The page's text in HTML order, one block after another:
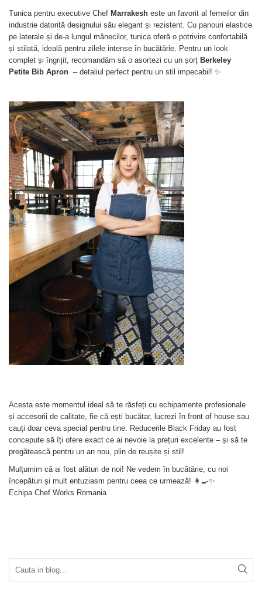
Tunica pentru executive Chef Marrakesh este un favorit al femeilor din
industrie datorită designului său elegant și rezistent. Cu panouri elastice
pe laterale și de-a lungul mânecilor, tunica oferă o potrivire confortabilă
și stilată, ideală pentru zilele intense în bucătărie. Pentru un look
complet și îngrijit, recomandăm să o asortezi cu un șorț Berkeley
Petite Bib Apron – detaliul perfect pentru un stil impecabil! ✨
Acesta este momentul ideal să te răsfeți cu echipamente profesionale
și accesorii de calitate, fie că ești bucătar, lucrezi în front of house sau
cauți doar ceva special pentru tine. Reducerile Black Friday au fost
concepute să îți ofere exact ce ai nevoie la prețuri excelente – și să te
pregătească pentru un an nou, plin de reușite și stil!
Mulțumim că ai fost alături de noi! Ne vedem în bucătărie, cu noi
începături și mult entuziasm pentru ceea ce urmează! 👩‍🍳✨
Echipa Chef Works Romania